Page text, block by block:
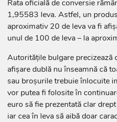
Rata oficială de conversie
1,95583 leva. Astfel, un
aproximativ 20 de leva va fi
unul de 100 de leva – la
Autoritățile bulgare precizează
afișare dublă nu înseamnă că
sau broșurile trebuie înlocuite
vor putea fi folosite în
euro să fie prezentată clar
iar cea în leva să aibă doar